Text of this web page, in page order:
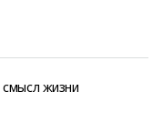
смысл жизни